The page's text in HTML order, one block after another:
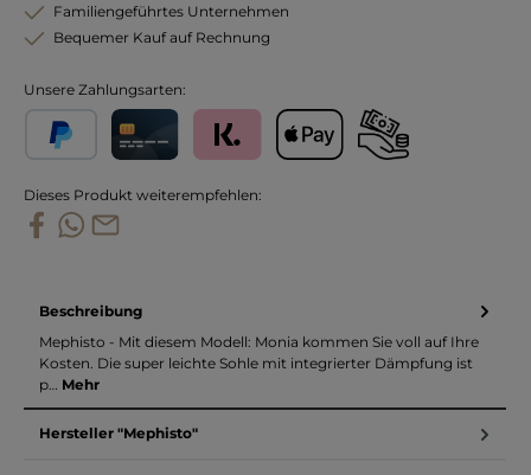
Familiengeführtes Unternehmen
Bequemer Kauf auf Rechnung
Unsere Zahlungsarten:
Dieses Produkt weiterempfehlen:
Beschreibung
Mephisto - Mit diesem Modell: Monia kommen Sie voll auf Ihre
Kosten. Die super leichte Sohle mit integrierter Dämpfung ist
p… Mehr
Hersteller "Mephisto"